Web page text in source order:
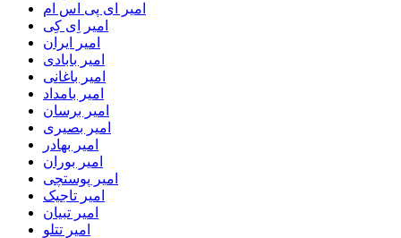
امیر ای پی اس ام
امیر اِی کِی
امیر ایران
امیر بابادی
امیر باغانی
امیر بامداد
امیر برسان
امیر بصیری
امیر بهادر
امیر بوران
امیر پوستچی
امیر تاجیک
امیر تبیان
امیر تتلو